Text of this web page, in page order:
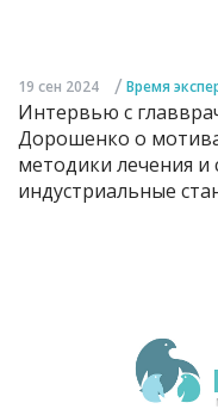
19 сен 2024 / Время
Интервью с
Дорошенко о
методики лечения и
индустриальные